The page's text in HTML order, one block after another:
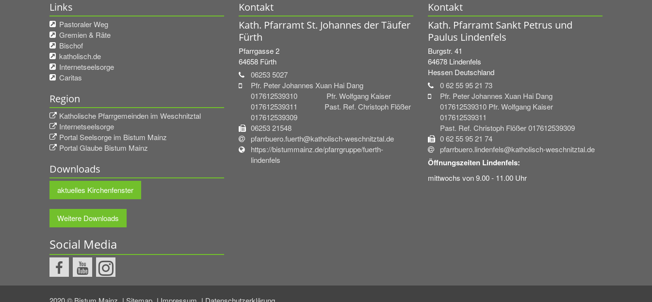
Links
Pastoraler Weg
Gremien & Räte
Bischof
katholisch.de
Internetseelsorge
Caritas
Region
Katholische Pfarrgemeinden im Weschnitztal
Internetseelsorge
Portal Seelsorge im Bistum Mainz
Portal Glaube Bistum Mainz
Downloads
aktuelles Kirchenfenster
Weitere Downloads
Social Media
Kontakt
Kath. Pfarramt St. Johannes der Täufer
Fürth
Pfarrgasse 2
64658 Fürth
06253 5027
Pfr. Peter Johannes Xuan Hai Dang
017612539310 Pfr. Wolfgang Kaiser
017612539311 Past. Ref. Christoph Flößer
017612539309
06253 21548
pfarrbuero.fuerth@katholisch-weschnitztal.de
https://bistummainz.de/pfarrgruppe/fuerth-
lindenfels
Kontakt
Kath. Pfarramt Sankt Petrus und
Paulus Lindenfels
Burgstr. 41
64678 Lindenfels
Hessen Deutschland
0 62 55 95 21 73
Pfr. Peter Johannes Xuan Hai Dang
017612539310 Pfr. Wolfgang Kaiser
017612539311
Past. Ref. Christoph Flößer 017612539309
0 62 55 95 21 74
pfarrbuero.lindenfels@katholisch-weschnitztal.de
Öffnungszeiten Lindenfels:
mittwochs von 9.00 - 11.00 Uhr